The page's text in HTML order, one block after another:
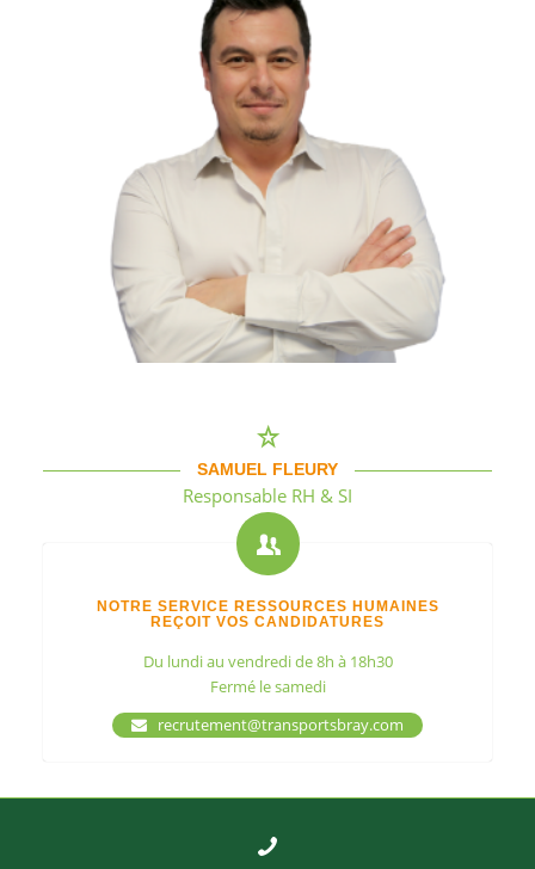
SAMUEL FLEURY
Responsable RH & SI
NOTRE SERVICE RESSOURCES HUMAINES
REÇOIT VOS CANDIDATURES
Du lundi au vendredi de 8h à 18h30
Fermé le samedi
recrutement@transportsbray.com